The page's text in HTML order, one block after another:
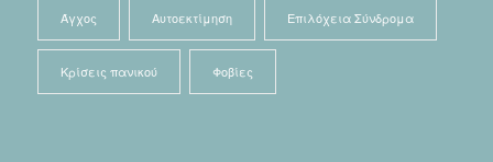
Άγχος Αυτοεκτίμηση Επιλόχεια Σύνδρομα
Κρίσεις πανικού Φοβίες